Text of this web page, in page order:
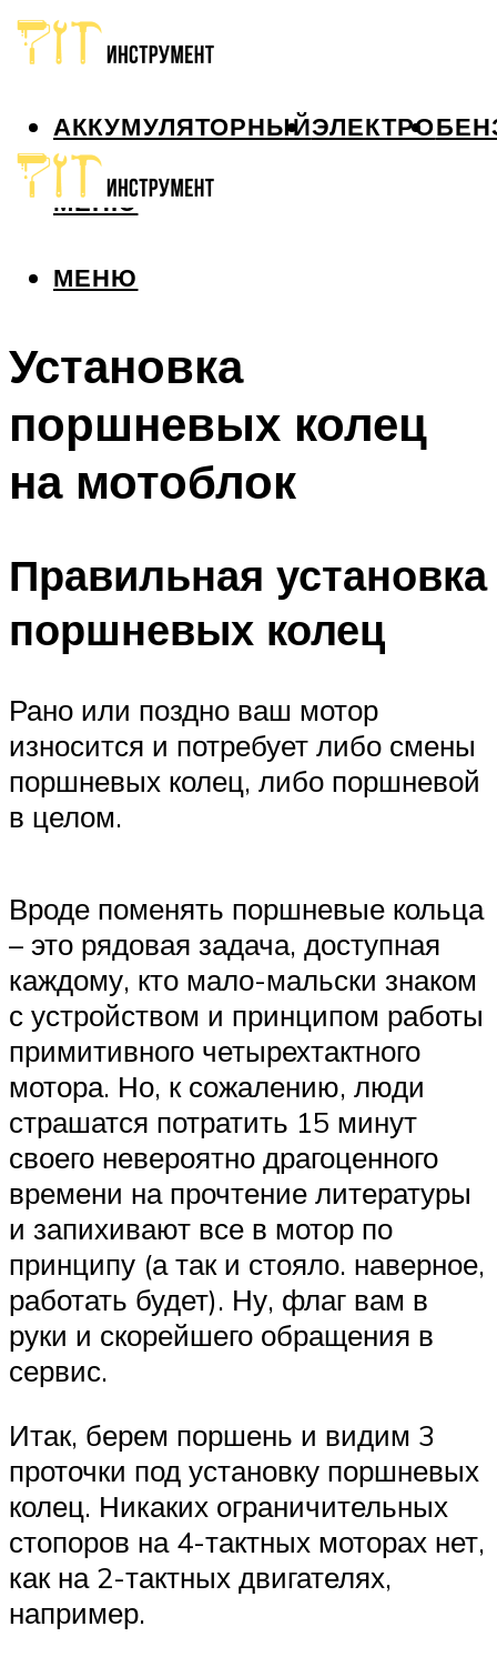
АККУМУЛЯТОРНЫЙЭЛЕКТРО
МЕНЮ
МЕНЮ
Установка
поршневых колец
на мотоблок
Правильная установка
поршневых колец
Рано или поздно ваш мотор
износится и потребует либо смены
поршневых колец, либо поршневой
в целом.
Вроде поменять поршневые кольца
– это рядовая задача, доступная
каждому, кто мало-мальски знаком
с устройством и принципом работы
примитивного четырехтактного
мотора. Но, к сожалению, люди
страшатся потратить 15 минут
своего невероятно драгоценного
времени на прочтение литературы
и запихивают все в мотор по
принципу (а так и стояло. наверное,
работать будет). Ну, флаг вам в
руки и скорейшего обращения в
сервис.
Итак, берем поршень и видим 3
проточки под установку поршневых
колец. Никаких ограничительных
стопоров на 4-тактных моторах нет,
как на 2-тактных двигателях,
например.